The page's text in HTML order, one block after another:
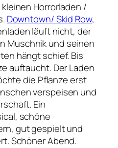
Horrorladen /
Downtown/ Skid Row,
läuft nicht, der
Muschnik und seinen
hängt schief. Bis
auftaucht. Der Laden
die Pflanze erst
verspeisen und
Ein
schöne
gut gespielt und
Schöner Abend.